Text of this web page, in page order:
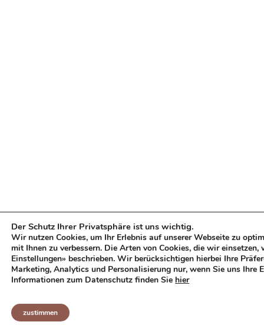
Der Schutz Ihrer Privatsphäre ist uns wichtig.
Wir nutzen Cookies, um Ihr Erlebnis auf unserer Webseite zu
mit Ihnen zu verbessern. Die Arten von Cookies, die wir einsetzen,
Einstellungen» beschrieben. Wir berücksichtigen hierbei Ihre
Marketing, Analytics und Personalisierung nur, wenn Sie uns Ihre
Informationen zum Datenschutz finden Sie hier
zustimmen